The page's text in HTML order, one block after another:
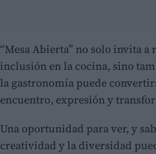
“Mesa Abierta” no solo invita
inclusión en la cocina, sino
la gastronomía puede
encuentro, expresión y
Una oportunidad para ver, y
creatividad y la diversidad